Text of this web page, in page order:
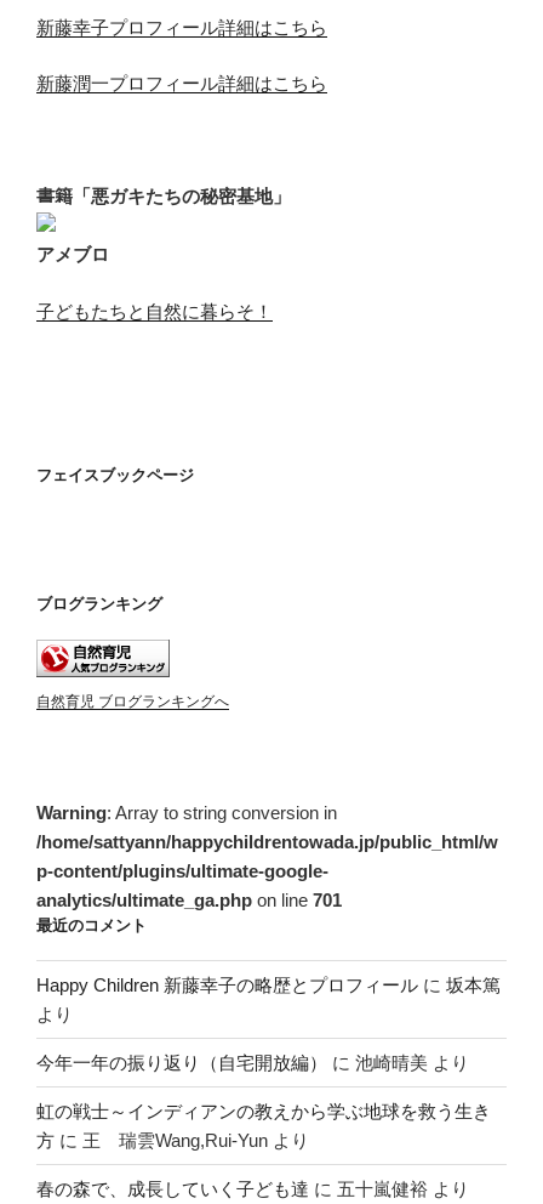
新藤幸子プロフィール詳細はこちら
新藤潤一プロフィール詳細はこちら
書籍「悪ガキたちの秘密基地」
アメブロ
子どもたちと自然に暮らそ！
フェイスブックページ
ブログランキング
自然育児 ブログランキングへ
Warning: Array to string conversion in
/home/sattyann/happychildrentowada.jp/public_html/w
p-content/plugins/ultimate-google-
analytics/ultimate_ga.php on line 701
最近のコメント
Happy Children 新藤幸子の略歴とプロフィール に 坂本篤
より
今年一年の振り返り（自宅開放編） に 池崎晴美 より
虹の戦士～インディアンの教えから学ぶ地球を救う生き
方 に 王 瑞雲Wang,Rui-Yun より
春の森で、成長していく子ども達 に 五十嵐健裕 より